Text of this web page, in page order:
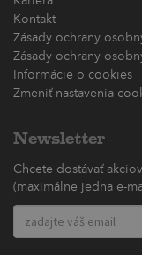
Kontakt
Zásady ochrany
Zásady ochrany
Informácie o cookies
Zmeniť nastavenia
Newsletter
Chcete dostávať
(maximálne jedna e-